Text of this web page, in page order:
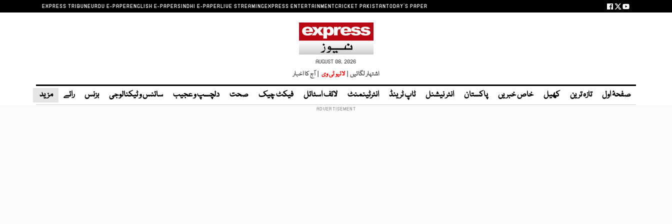
EXPRESS TRIBUNEURDU E-PAPERENGLISH E-PAPERSINDHI E-PAPERLIVE STREAMINGEXPRESS ENTERTAINMENTCRICKET PAKISTANTODAY'S PAPER
AUGUST 08, 2026
اشتہار لگائیں | لائیو ٹی وی | آج کا اخبار
صفحۂ اول تازہ ترین کھیل خاص خبریں پاکستان انٹر نیشنل ٹاپ ٹرینڈ انٹرٹینمنٹ لائف اسٹائل فیکٹ چیک صحت دلچسپ و عجیب سائنس و ٹیکنالوجی بزنس رائے مزید